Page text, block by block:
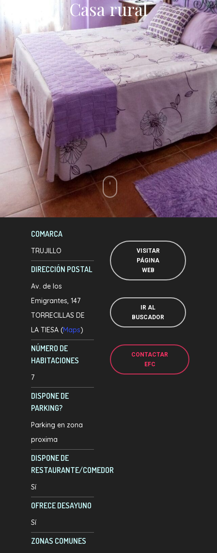
Casa rural
COMARCA
TRUJILLO
DIRECCIÓN POSTAL
Av. de los
Emigrantes, 147
TORRECILLAS DE
LA TIESA (Maps)
NÚMERO DE
HABITACIONES
7
DISPONE DE
PARKING?
Parking en zona
proxima
DISPONE DE
RESTAURANTE/COMEDOR
Sí
OFRECE DESAYUNO
Sí
ZONAS COMUNES
VISITAR
PÁGINA
WEB
IR AL
BUSCADOR
CONTACTAR
EFC